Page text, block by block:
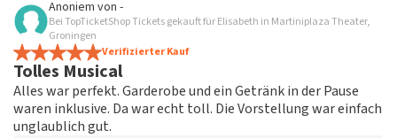
Anoniem von -
Bei TopTicketShop Tickets gekauft für Elisabeth in Martiniplaza Theater,
Groningen
Verifizierter Kauf
Tolles Musical
Alles war perfekt. Garderobe und ein Getränk in der Pause
waren inklusive. Da war echt toll. Die Vorstellung war einfach
unglaublich gut.